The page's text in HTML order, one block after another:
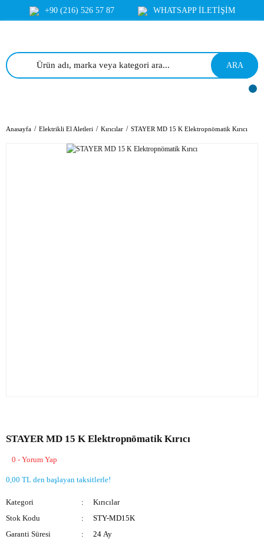
+90 (216) 526 57 87 WHATSAPP İLETİŞİM
ARA
Anasayfa Elektrikli El Aletleri Kırıcılar STAYER MD 15 K Elektropnömatik Kırıcı
STAYER MD 15 K Elektropnömatik Kırıcı
0 - Yorum Yap
0,00 TL den başlayan taksitlerle!
Kategori
Kırıcılar
Stok Kodu
STY-MD15K
Garanti Süresi
24 Ay